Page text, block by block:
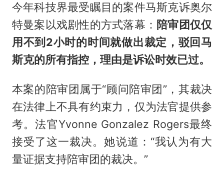
今年科技界最受瞩目的案件马斯克诉奥尔
特曼案以戏剧性的方式落幕： 陪审团仅仅
用不到2小时的时间就做出裁定，驳回马
斯克的所有指控，理由是诉讼时效已过。
本案的陪审团属于“顾问陪审团”，其裁决
在法律上不具有约束力，仅为法官提供参
考。法官Yvonne Gonzalez Rogers最终
接受了这一裁决。她说道：“我认为有大
量证据支持陪审团的裁决。”